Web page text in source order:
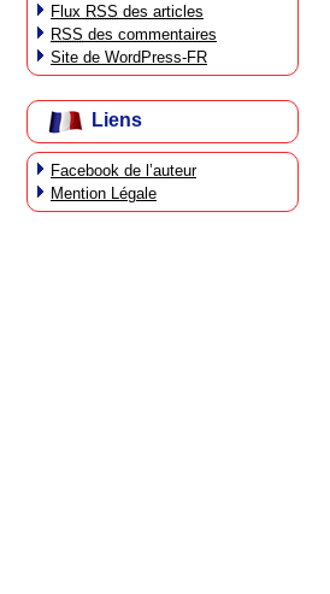
Flux RSS des articles
RSS des commentaires
Site de WordPress-FR
Liens
Facebook de l’auteur
Mention Légale